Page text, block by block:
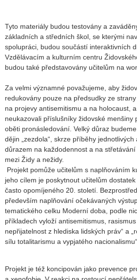
Tyto materiály budou testovány a
základních a středních škol, se kterými
spolupráci, budou součástí interaktivních
Vzdělávacím a kulturním centru
budou také představovány učitelům na
Za velmi významné považujeme, aby
redukovány pouze na předsudky ze
na projevy antisemitismu a na holocaust,
neukazovali příslušníky židovské menšiny
oběti pronásledování. Velký důraz
dějin „zezdola“, skrze příběhy
důrazem na každodennost a na
mezi Židy a nežidy.
Projekt pomůže učitelům s naplňováním
jeho cílem je poskytnout učitelům
často opomíjeného 20. století.
především naplňování očekávaných
tematického celku Moderní doba, podle
příkladech vyloží antisemitismus,
nepřijatelnost z hlediska lidských práv“ a
sílu totalitarismu a vypjatého nacionalismu“.
Projekt je též koncipován jako prevence